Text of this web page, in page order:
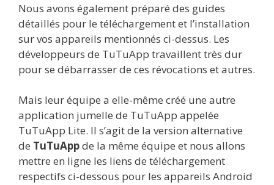
Nous avons également préparé des guides
détaillés pour le téléchargement et l’installation
sur vos appareils mentionnés ci-dessus. Les
développeurs de TuTuApp travaillent très dur
pour se débarrasser de ces révocations et autres.
Mais leur équipe a elle-même créé une autre
application jumelle de TuTuApp appelée
TuTuApp Lite. Il s’agit de la version alternative
de TuTuAppde la même équipe et nous allons
mettre en ligne les liens de téléchargement
respectifs ci-dessous pour les appareils Android